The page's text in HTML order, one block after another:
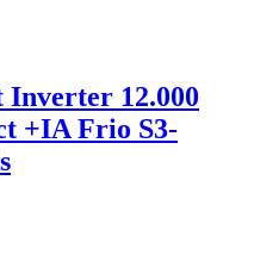
12.000
+IA Frio S3-